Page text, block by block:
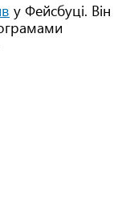
у Фейсбуці. Він